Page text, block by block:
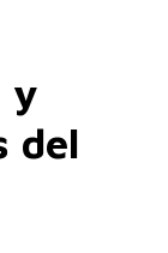
y
del